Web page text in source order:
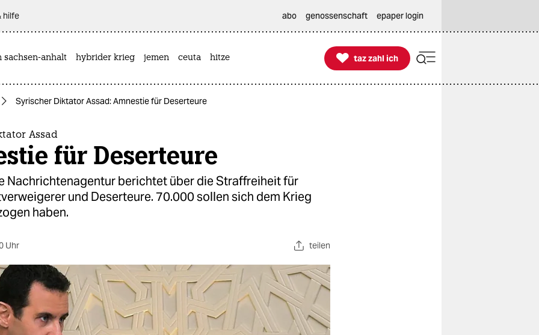
hilfe abo genossenschaft epaper login
sachsen-anhalt hybrider krieg jemen ceuta hitze 
taz zahl ich
taz zahl ich
Syrischer Diktator Assad: Amnestie für Deserteure
Assad
für Deserteure
Nachrichtenagentur berichtet über die Straffreiheit für
und Deserteure. 70.000 sollen sich dem Krieg
haben.
Uhr teilen